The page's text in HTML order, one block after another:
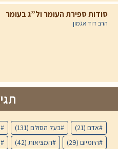
סודות ספירת העומר ול”ג בעומר
הרב דוד אגמון
אדם (21) בעל הסולם (131)
היומיום (29) המציאות (42)